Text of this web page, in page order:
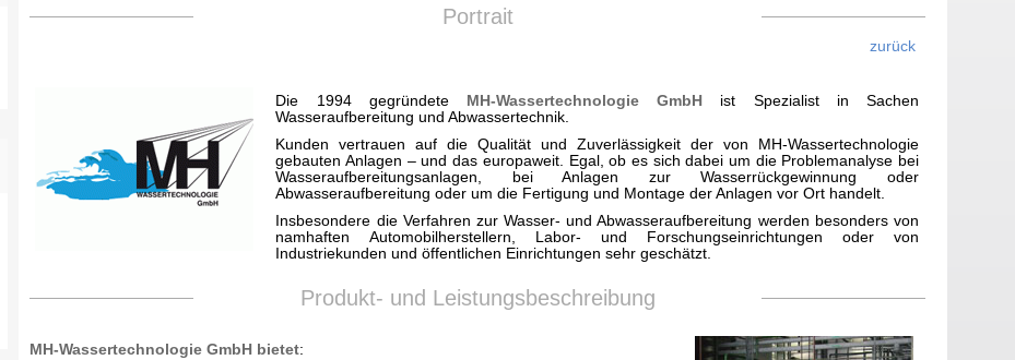
Portrait
zurück
Die 1994 gegründete MH-Wassertechnologie GmbH
ist Spezialist in Sachen
Wasseraufbereitung und Abwassertechnik.
Kunden vertrauen auf die Qualität und Zuverlässigkeit der von MH-Wassertechnologie
gebauten Anlagen – und das europaweit. Egal, ob es sich dabei um die Problemanalyse bei
Wasseraufbereitungsanlagen, bei Anlagen zur Wasserrückgewinnung oder
Abwasseraufbereitung oder um die Fertigung und Montage der Anlagen vor Ort handelt.
Insbesondere die Verfahren zur Wasser- und Abwasseraufbereitung werden besonders von
namhaften Automobilherstellern, Labor- und Forschungseinrichtungen oder von
Industriekunden und öffentlichen Einrichtungen sehr geschätzt.
Produkt- und Leistungsbeschreibung
MH-Wassertechnologie GmbH bietet: